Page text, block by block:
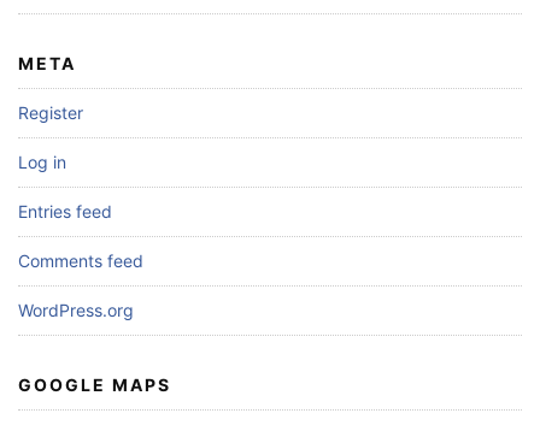
META
Register
Log in
Entries feed
Comments feed
WordPress.org
GOOGLE MAPS